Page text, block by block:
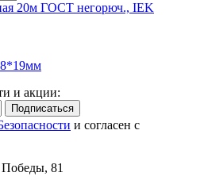
20м ГОСТ негорюч., IEK
и акции:
Подписаться
и согласен с
Победы, 81